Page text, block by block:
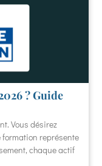
? Guide
Vous désirez
représente
chaque actif